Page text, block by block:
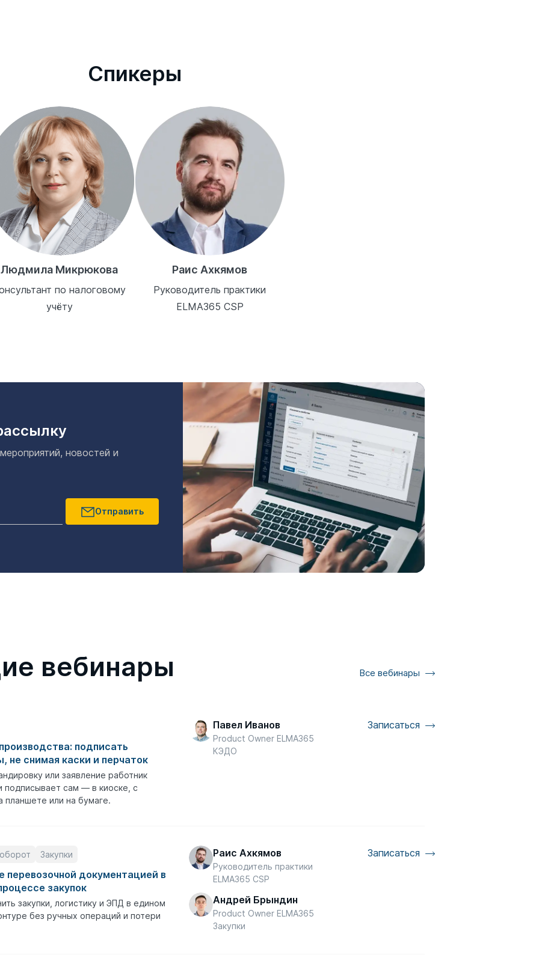
Cпикеры
Людмила Микрюкова
по налоговому
учёту
Раис Ахкямов
Руководитель практики
ELMA365 CSP
новостей и
Отправить
вебинары Все вебинары
подписать
не снимая каски и перчаток
или заявление работник
подписывает сам — в киоске, с
планшете или на бумаге.
Павел Иванов
Product Owner ELMA365
КЭДО
Записаться
Закупки
перевозочной документацией в
закупок
закупки, логистику и ЭПД в едином
без ручных операций и потери
Раис Ахкямов
Руководитель практики
ELMA365 CSP
Андрей Брындин
Product Owner ELMA365
Закупки
Записаться